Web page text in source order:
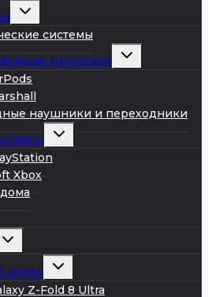
Развернуть
меню системы
наушники
Развернуть
наушники и переходники
Развернуть
меню
Xbox
Развернуть
series
Развернуть
меню
Z-Fold 8 Ultra